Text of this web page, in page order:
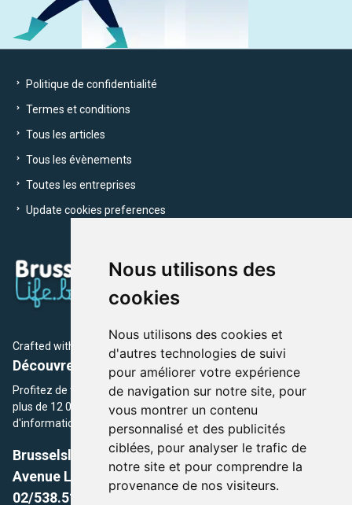
Nous utilisons des
cookies
Nous utilisons des cookies et
d'autres technologies de suivi
pour améliorer votre expérience
de navigation sur notre site, pour
vous montrer un contenu
personnalisé et des publicités
ciblées, pour analyser le trafic de
notre site et pour comprendre la
provenance de nos visiteurs.
Politique de confidentialité
Termes et conditions
Tous les articles
Tous les évènements
Toutes les entreprises
Update cookies preferences
Crafted with by Brusselslife Team
Découvrez plus de 12 000 adresses et événements
Profitez de toutes les sections de BrusselsLife.be et découvrez
plus de 12 000 adresses et un grand choix d'événements,
d'informations et de conseils et astuces de notre écriture.
Brusselslife.be
Avenue Louise, 500 -1050 Ixelles, Brussels,
02/538.51.49.